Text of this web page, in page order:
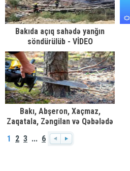
Bakıda açıq sahədə yanğın
söndürülüb - VİDEO
Bakı, Abşeron, Xaçmaz,
Zaqatala, Zəngilan və Qəbələdə
ağacların qanunsuz kəsilməsi
faktları aşkarlanıb
1 2 3 ... 6